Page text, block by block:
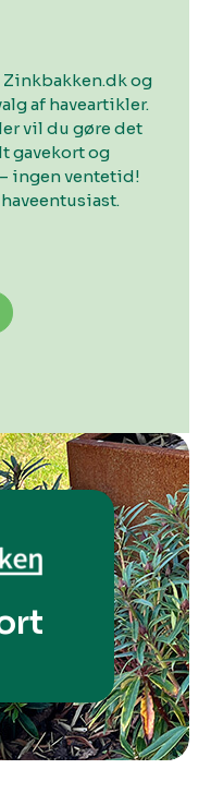
Zinkbakken.dk og
af haveartikler.
vil du gøre det
gavekort og
ingen ventetid!